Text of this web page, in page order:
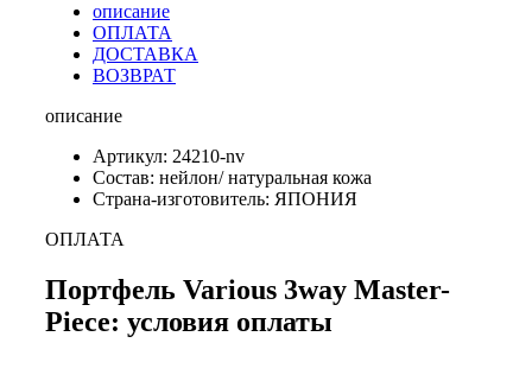
описание
ОПЛАТА
ДОСТАВКА
ВОЗВРАТ
описание
Артикул: 24210-nv
Состав: нейлон/ натуральная кожа
Страна-изготовитель: ЯПОНИЯ
ОПЛАТА
Портфель Various 3way Master-
Piece: условия оплаты